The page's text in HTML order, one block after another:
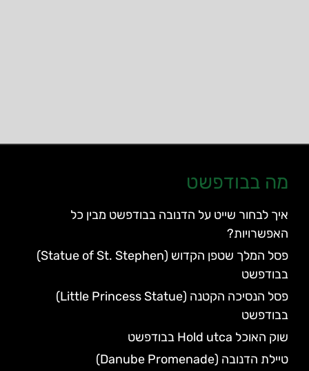
מה בבודפשט
איך לבחור שייט על הדנובה בבודפשט מבין כל
האפשרויות?
פסל המלך שטפן הקדוש (Statue of St. Stephen)
בבודפשט
פסל הנסיכה הקטנה (Little Princess Statue)
בבודפשט
שוק האוכל Hold utca בבודפשט
טיילת הדנובה (Danube Promenade)